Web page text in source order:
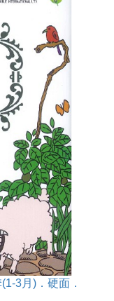
3月)．硬面．